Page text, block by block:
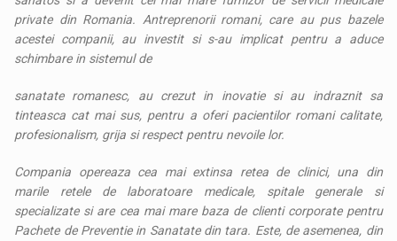
private din Romania. Antreprenorii romani, care au pus bazele
acestei companii, au investit si s-au implicat pentru a aduce
schimbare in sistemul de
sanatate romanesc, au crezut in inovatie si au indraznit sa
tinteasca cat mai sus, pentru a oferi pacientilor romani calitate,
profesionalism, grija si respect pentru nevoile lor.
Compania opereaza cea mai extinsa retea de clinici, una din
marile retele de laboratoare medicale, spitale generale si
specializate si are cea mai mare baza de clienti corporate pentru
Pachete de Preventie in Sanatate din tara. Este, de asemenea, din